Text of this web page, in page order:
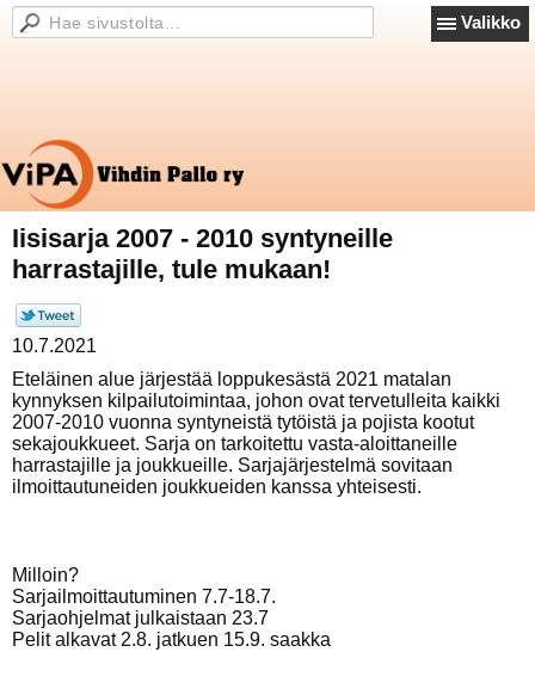
Valikko
Iisisarja 2007 - 2010 syntyneille
harrastajille, tule mukaan!
10.7.2021
Eteläinen alue järjestää loppukesästä 2021 matalan
kynnyksen kilpailutoimintaa, johon ovat tervetulleita kaikki
2007-2010 vuonna syntyneistä tytöistä ja pojista kootut
sekajoukkueet. Sarja on tarkoitettu vasta-aloittaneille
harrastajille ja joukkueille. Sarjajärjestelmä sovitaan
ilmoittautuneiden joukkueiden kanssa yhteisesti.
Milloin?
Sarjailmoittautuminen 7.7-18.7.
Sarjaohjelmat julkaistaan 23.7
Pelit alkavat 2.8. jatkuen 15.9. saakka